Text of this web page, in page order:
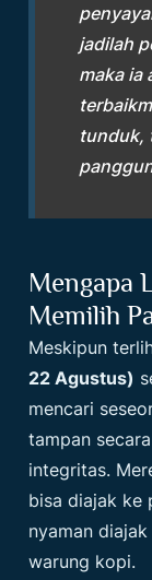
jadilah
maka ia
tunduk,
Mengapa
Memilih
Meskipun
22 Agustus)
mencari
tampan
integritas.
bisa diajak ke
nyaman
warung kopi.